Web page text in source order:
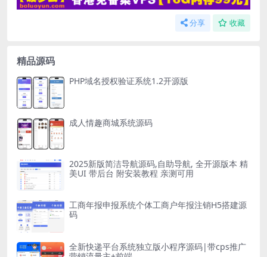
分享 收藏
精品源码
PHP域名授权验证系统1.2开源版
成人情趣商城系统源码
2025新版简洁导航源码,自助导航, 全开源版本 精
美UI 带后台 附安装教程 亲测可用
工商年报申报系统个体工商户年报注销H5搭建源
码
全新快递平台系统独立版小程序源码|带cps推广